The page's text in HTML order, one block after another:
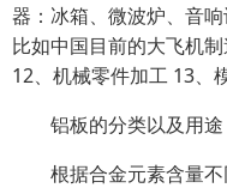
器：冰箱、微波炉、音
比如中国目前的大飞机
12、机械零件加工 13、
铝板的分类以及用途
根据合金元素含量不